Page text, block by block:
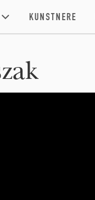
KUNSTNERE